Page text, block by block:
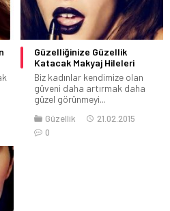
Güzelliğinize Güzellik
Katacak Makyaj Hileleri
Biz kadınlar kendimize olan
güveni daha artırmak daha
güzel görünmeyi...
Güzellik
21.02.2015
0